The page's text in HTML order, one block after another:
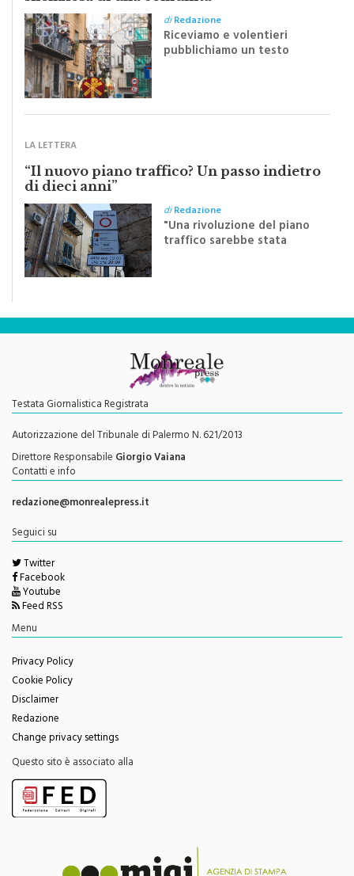
Riceviamo e volentieri
pubblichiamo un testo
inviato dalla scrittrice
monrealese Mariella
“Il nuovo piano traffico? Un passo indietro
di dieci anni”
"Una rivoluzione del piano
traffico sarebbe stata
efficace se preceduta da
una rivoluzione culturale"
Testata Giornalistica Registrata
Autorizzazione del Tribunale di Palermo N. 621/2013
Direttore ResponsabileGiorgio Vaiana
Contatti e info
redazione@monrealepress.it
Twitter
Facebook
Youtube
Feed RSS
Menu
Privacy Policy
Cookie Policy
Disclaimer
Redazione
Change privacy settings
Questo sito è associato alla